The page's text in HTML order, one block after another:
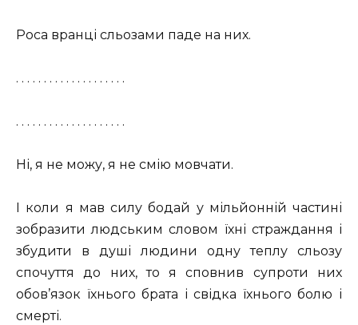
Роса вранці сльозами паде на них.
. . . . . . . . . . . . . . . . . . . .
. . . . . . . . . . . . . . . . . . . .
Ні, я не можу, я не смію мовчати.
І коли я мав силу бодай у мільйонній частині
зобразити людським словом їхні страждання і
збудити в душі людини одну теплу сльозу
спочуття до них, то я сповнив супроти них
обов’язок їхнього брата і свідка їхнього болю і
смерті.